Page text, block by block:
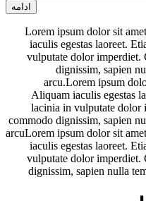
ادامه
Lorem ipsum dolor sit
iaculis egestas laoreet.
vulputate dolor imperdiet.
dignissim, sapien
arcu.Lorem ipsum
Aliquam iaculis egestas
lacinia in vulputate dolor
commodo dignissim, sapien
arcuLorem ipsum dolor sit
iaculis egestas laoreet.
vulputate dolor imperdiet.
dignissim, sapien nulla